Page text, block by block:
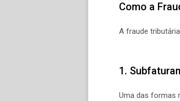
Como a
A fraude
1.
Uma das formas